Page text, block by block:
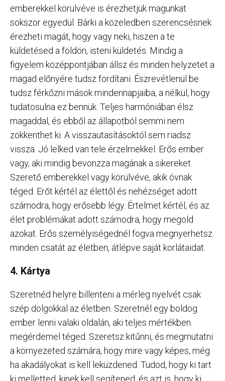
emberekkel körülvéve is érezhetjük magunkat
sokszor egyedül. Bárki a közeledben szerencsésnek
érezheti magát, hogy vagy neki, hiszen a te
küldetésed a földön, isteni küldetés. Mindig a
figyelem középpontjában állsz és minden helyzetet a
magad előnyére tudsz fordítani. Észrevétlenül be
tudsz férkőzni mások mindennapjaiba, a nélkül, hogy
tudatosulna ez bennük. Teljes harmóniában élsz
magaddal, és ebből az állapotból semmi nem
zökkenthet ki. A visszautasításoktól sem riadsz
vissza. Jó lelked van tele érzelmekkel. Erős ember
vagy, aki mindig bevonzza magának a sikereket.
Szerető emberekkel vagy körülvéve, akik óvnak
téged. Erőt kértél az élettől és nehézséget adott
számodra, hogy erősebb légy. Értelmet kértél, és az
élet problémákat adott számodra, hogy megold
azokat. Erős személyiségednél fogva megnyerhetsz
minden csatát az életben, átlépve saját korlátaidat.
4. Kártya
Szeretnéd helyre billenteni a mérleg nyelvét csak
szép dolgokkal az életben. Szeretnél egy boldog
ember lenni valaki oldalán, aki teljes mértékben
megérdemel téged. Szeretsz kitűnni, és megmutatni
a környezeted számára, hogy mire vagy képes, még
ha akadályokat is kell leküzdened. Tudod, hogy ki tart
ki melletted, kinek kell segítened, és azt is, hogy ki